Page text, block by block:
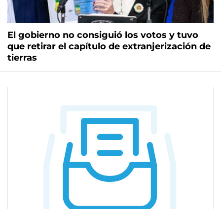
El gobierno no consiguió los votos y tuvo
que retirar el capítulo de extranjerización de
tierras